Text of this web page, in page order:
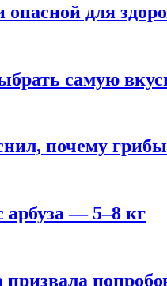
опасной для
самую
почему
— 5–8 кг